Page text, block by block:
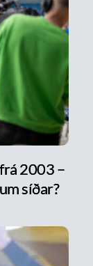
2003 –
síðar?